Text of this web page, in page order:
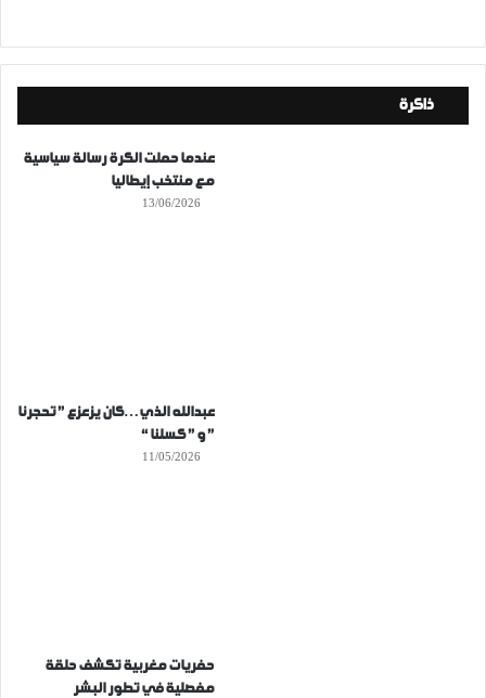
ذاكرة
عندما حملت الكرة رسالة سياسية
مع منتخب إيطاليا
13/06/2026
عبدالله الذي…كان يزعزع ” تحجرنا
” و ” كسلنا “
11/05/2026
حفريات مغربية تكشف حلقة
مفصلية في تطور البشر